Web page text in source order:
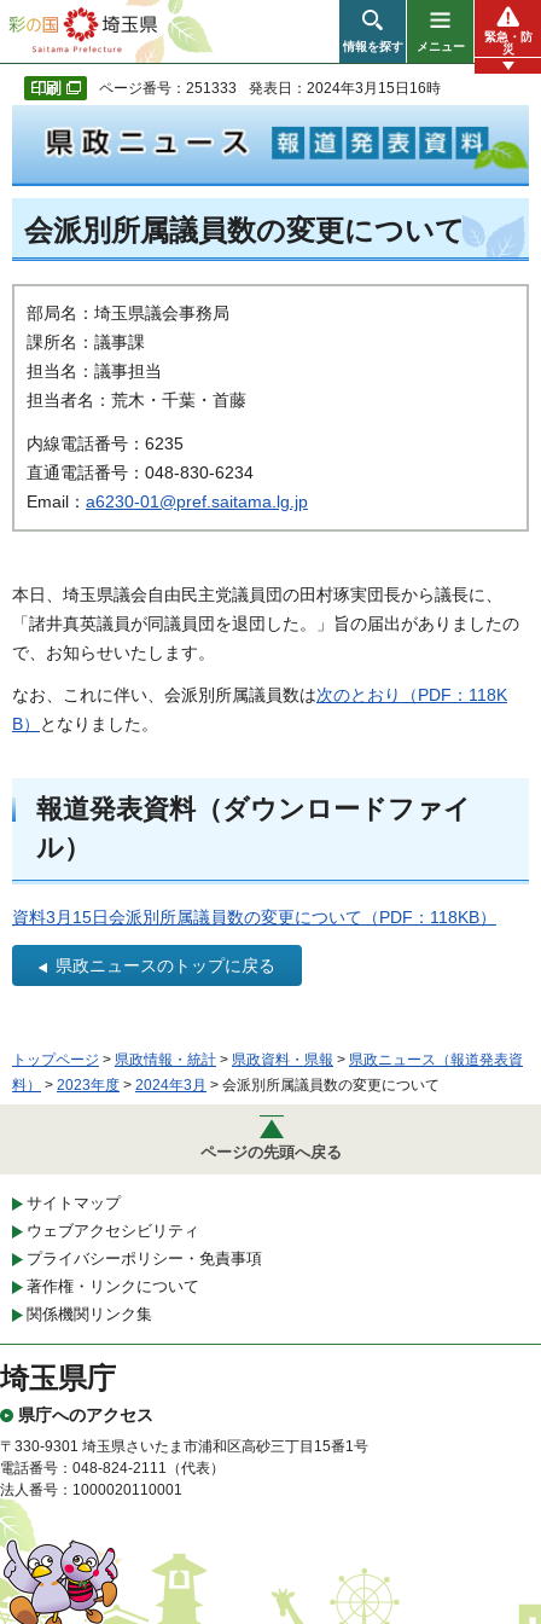
彩の国 埼玉県
情報を探す メニュー
緊急・防
災
ページ番号：251333 発表日：2024年3月15日16時
会派別所属議員数の変更について
部局名：埼玉県議会事務局
課所名：議事課
担当名：議事担当
担当者名：荒木・千葉・首藤
内線電話番号：6235
直通電話番号：048-830-6234
Email： a6230-01@pref.saitama.lg.jp
本日、埼玉県議会自由民主党議員団の田村琢実団長から議長に、
「諸井真英議員が同議員団を退団した。」旨の届出がありましたの
で、お知らせいたします。
なお、これに伴い、会派別所属議員数は次のとおり（PDF：118K
B）
となりました。
報道発表資料（ダウンロードファイ
ル）
資料3月15日会派別所属議員数の変更について（PDF：118KB）
県政ニュースのトップに戻る
トップページ > 県政情報・統計 > 県政資料・県報 > 県政ニュース（報道発表資
料）
> 2023年度 > 2024年3月 > 会派別所属議員数の変更について
ページの先頭へ戻る
サイトマップ
ウェブアクセシビリティ
プライバシーポリシー・免責事項
著作権・リンクについて
関係機関リンク集
埼玉県庁
県庁へのアクセス
〒330-9301 埼玉県さいたま市浦和区高砂三丁目15番1号
電話番号：048-824-2111（代表）
法人番号：1000020110001